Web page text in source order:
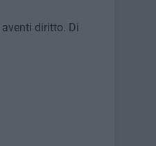
diritto. Di